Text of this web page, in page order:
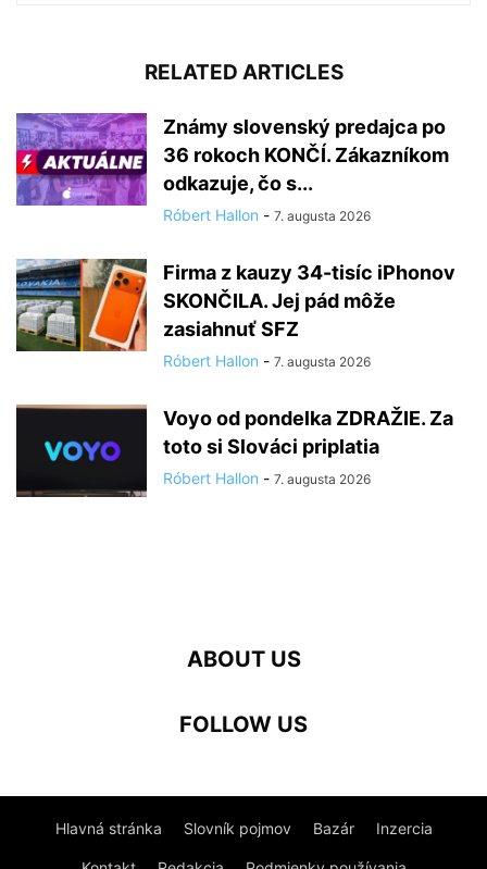
RELATED ARTICLES
Známy slovenský predajca po
36 rokoch KONČÍ. Zákazníkom
odkazuje, čo s...
Róbert Hallon - 7. augusta 2026
Firma z kauzy 34-tisíc iPhonov
SKONČILA. Jej pád môže
zasiahnuť SFZ
Róbert Hallon - 7. augusta 2026
Voyo od pondelka ZDRAŽIE. Za
toto si Slováci priplatia
Róbert Hallon - 7. augusta 2026
ABOUT US
FOLLOW US
Hlavná stránka Slovník pojmov Bazár Inzercia